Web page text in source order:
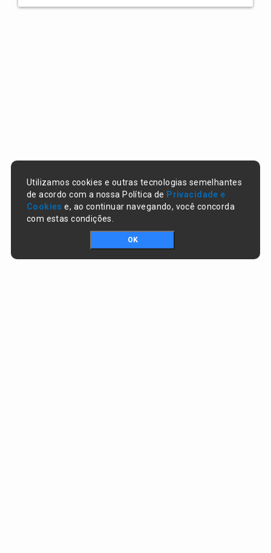
Utilizamos cookies e outras tecnologias semelhantes
de acordo com a nossa Política de Privacidade e
Cookies e, ao continuar navegando, você concorda
com estas condições.
OK